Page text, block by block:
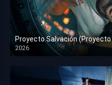
Proyecto Salvación (Proyecto
2026
HD 1080p